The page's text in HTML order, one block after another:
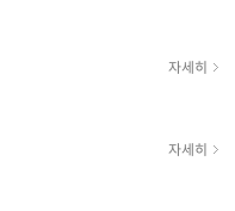
자세히
자세히